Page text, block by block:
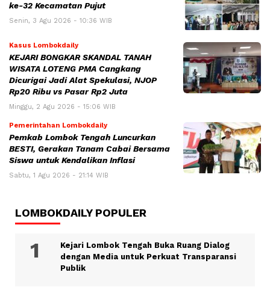
ke-32 Kecamatan Pujut
Senin, 3 Agu 2026 - 10:36 WIB
Kasus Lombokdaily
KEJARI BONGKAR SKANDAL TANAH
WISATA LOTENG PMA Cangkang
Dicurigai Jadi Alat Spekulasi, NJOP
Rp20 Ribu vs Pasar Rp2 Juta
Minggu, 2 Agu 2026 - 15:06 WIB
Pemerintahan Lombokdaily
Pemkab Lombok Tengah Luncurkan
BESTI, Gerakan Tanam Cabai Bersama
Siswa untuk Kendalikan Inflasi
Sabtu, 1 Agu 2026 - 21:14 WIB
LOMBOKDAILY POPULER
Kejari Lombok Tengah Buka Ruang Dialog
dengan Media untuk Perkuat Transparansi
Publik